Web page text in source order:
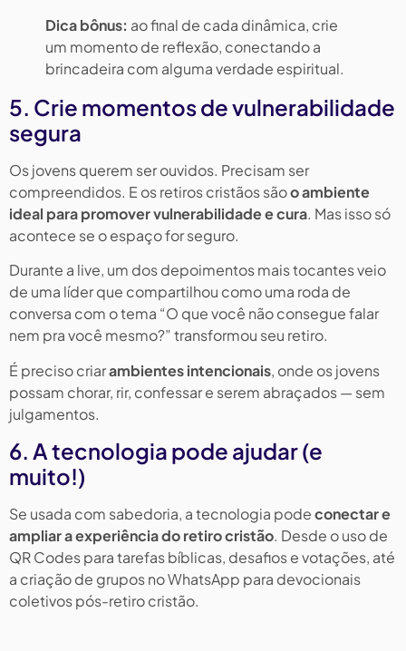
Dica bônus: ao final de cada dinâmica, crie
um momento de reflexão, conectando a
brincadeira com alguma verdade espiritual.
5. Crie momentos de vulnerabilidade
segura
Os jovens querem ser ouvidos. Precisam ser
compreendidos. E os retiros cristãos sãoo ambiente
ideal para promover vulnerabilidade e cura. Mas isso só
acontece se o espaço for seguro.
Durante a live, um dos depoimentos mais tocantes veio
de uma líder que compartilhou como uma roda de
conversa com o tema “O que você não consegue falar
nem pra você mesmo?” transformou seu retiro.
É preciso criarambientes intencionais, onde os jovens
possam chorar, rir, confessar e serem abraçados — sem
julgamentos.
6. A tecnologia pode ajudar (e
muito!)
Se usada com sabedoria, a tecnologia podeconectar e
ampliar a experiência do retirocristão. Desde o uso de
QR Codes para tarefas bíblicas, desafios e votações, até
a criação de grupos no WhatsApp para devocionais
coletivos pós-retiro cristão.